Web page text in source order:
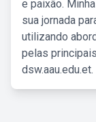
e paixão.
sua jornada
utilizando
pelas
dsw.aau.edu.et.